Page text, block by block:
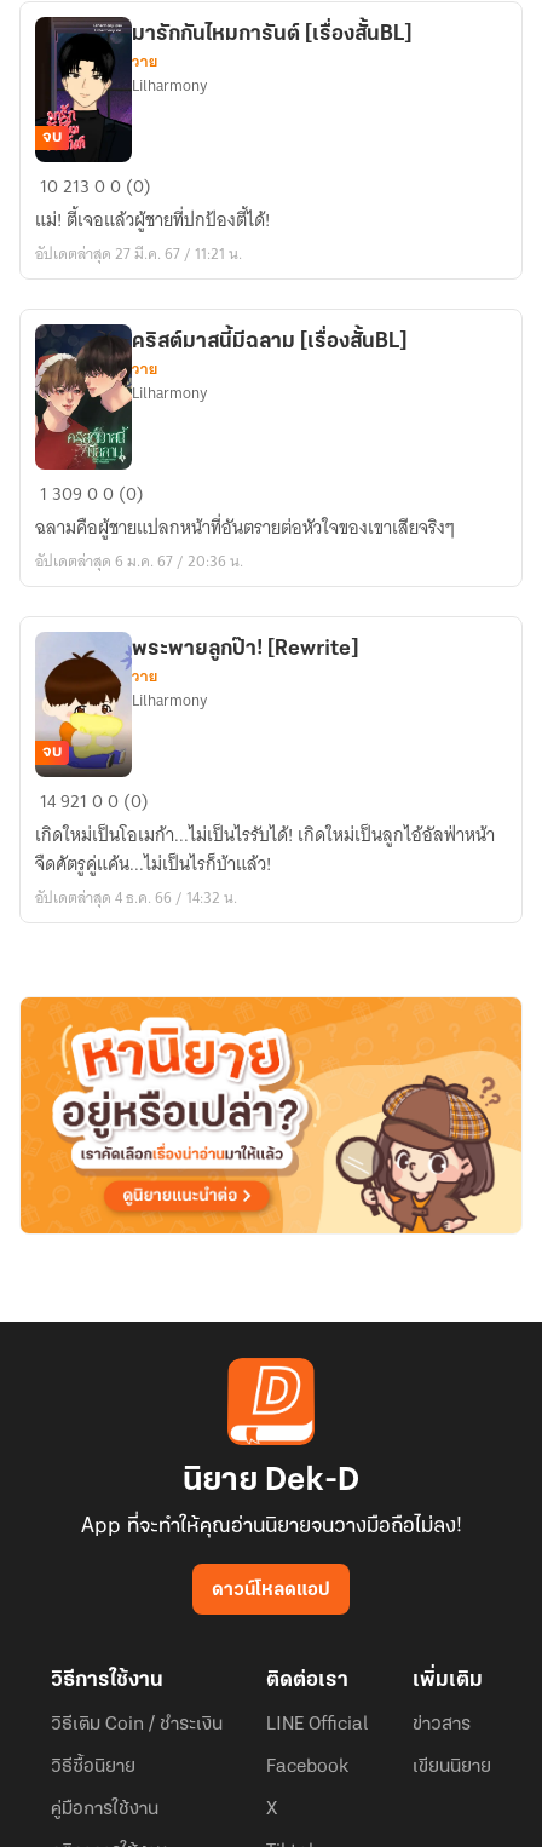
[BL]
มา
รัก
กัน
ไหม
[เรื่อง
สั้นBL]
จบ
มารักกันไหมการันต์ [เรื่องสั้นBL]
วาย
Lilharmony
1021300 (0)
แม่! ตี้เจอแล้วผู้ชายที่ปกป้องตี้ได้!
อัปเดตล่าสุด 27 มี.ค. 67 / 11:21 น.
คริสต์มาส
มี
ฉลาม
สั้นBL]
คริสต์มาสนี้มีฉลาม [เรื่องสั้นBL]
วาย
Lilharmony
1 30900 (0)
ฉลามคือผู้ชายแปลกหน้าที่อันตรายต่อหัวใจของเขาเสียจริงๆ
อัปเดตล่าสุด 6 ม.ค. 67 / 20:36 น.
พระ
พา
ยลูกป๊า!
[Rewrite]
จบ
พระพายลูกป๊า! [Rewrite]
วาย
Lilharmony
1492100 (0)
เกิดใหม่เป็นโอเมก้า...ไม่เป็นไรรับได้! เกิดใหม่เป็นลูกไอ้อัลฟ่าหน้า
จืดศัตรูคู่แค้น...ไม่เป็นไรก็บ้าแล้ว!
อัปเดตล่าสุด 4 ธ.ค. 66 / 14:32 น.
นิยาย Dek-D
App ที่จะทำให้คุณอ่านนิยายจนวางมือถือไม่ลง!
ดาวน์โหลดแอป
วิธีการใช้งาน
วิธีเติม Coin / ชำระเงิน
วิธีซื้อนิยาย
คู่มือการใช้งาน
ติดต่อเรา
LINE Official
Facebook
X
เพิ่มเติม
ข่าวสาร
เขียนนิยาย